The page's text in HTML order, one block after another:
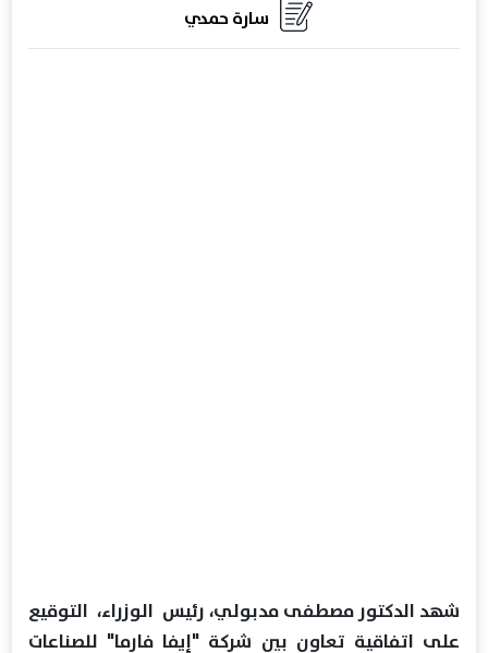
سارة حمدي
شهد الدكتور مصطفى مدبولي، رئيس الوزراء، التوقيع
على اتفاقية تعاون بين شركة "إيفا فارما" للصناعات